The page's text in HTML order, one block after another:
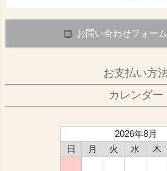
お問い合わせフォー
お支払い方
カレンダー
2026年8月
日
月 火 水 木